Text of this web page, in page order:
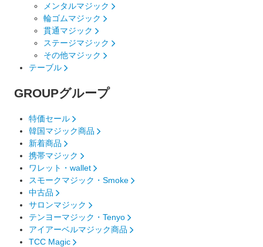
メンタルマジック
輪ゴムマジック
貫通マジック
ステージマジック
その他マジック
テーブル
GROUPグループ
特価セール
韓国マジック商品
新着商品
携帯マジック
ワレット・wallet
スモークマジック・Smoke
中古品
サロンマジック
テンヨーマジック・Tenyo
アイアーベルマジック商品
TCC Magic